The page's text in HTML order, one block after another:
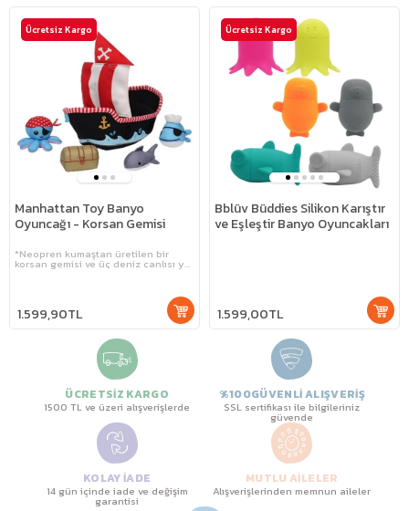
Manhattan Toy Banyo
Oyuncağı - Korsan Gemisi
*Neopren kumaştan üretilen bir
korsan gemisi ve üç deniz canlısı yer
1.599,90TL
Ücretsiz Kargo
Bblüv Büddies Silikon Karıştır
ve Eşleştir Banyo Oyuncakları
1.599,00TL
Ücretsiz Kargo
ÜCRETSİZ KARGO
1500 TL ve üzeri alışverişlerde
%100GÜVENLİ ALIŞVERİŞ
SSL sertifikası ile bilgileriniz
güvende
KOLAY İADE
14 gün içinde iade ve değişim
garantisi
MUTLU AİLELER
Alışverişlerinden memnun aileler